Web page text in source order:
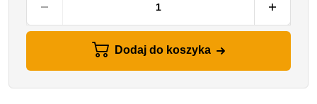
Dodaj do koszyka